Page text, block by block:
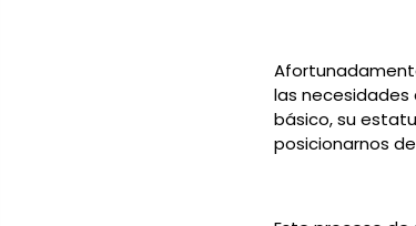
las necesidades
básico, su
posicionarnos